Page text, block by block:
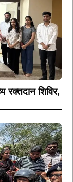
शिविर,